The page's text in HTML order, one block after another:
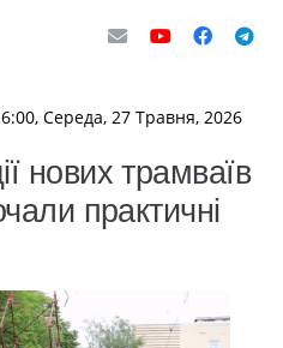
Середа, 27 Травня, 2026
нових трамваїв
практичні